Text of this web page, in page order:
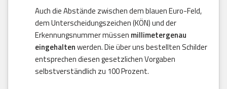
Auch die Abstände zwischen dem blauen Euro-Feld,
dem Unterscheidungszeichen (KÖN) und der
Erkennungsnummer müssen millimetergenau
eingehaltenwerden. Die über uns bestellten Schilder
entsprechen diesen gesetzlichen Vorgaben
selbstverständlich zu 100 Prozent.